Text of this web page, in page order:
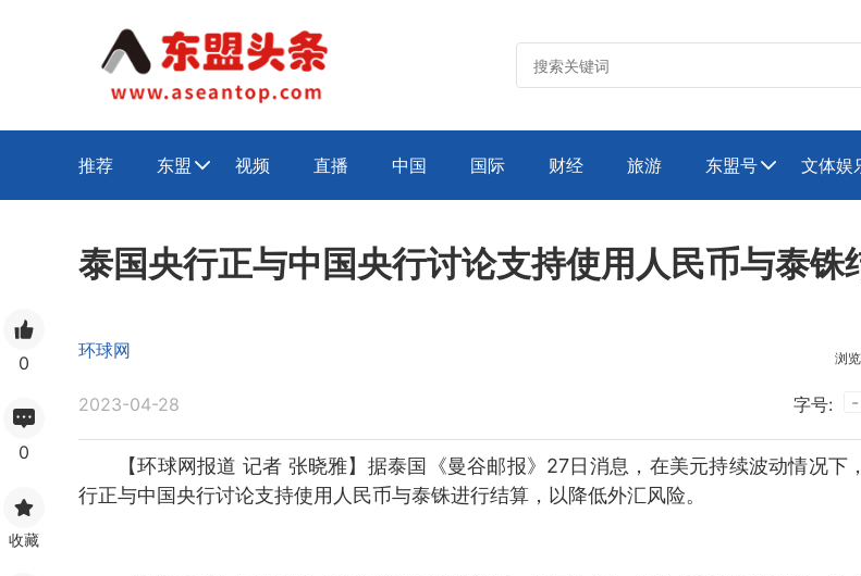
推荐 东盟  视频 直播 中国 国际 财经 旅游 东盟号 文体娱
0
0
收藏
泰国央行正与中国央行讨论支持使用人民币与泰铢
环球网 浏
2023-04-28 字号: -
【环球网报道 记者 张晓雅】据泰国《曼谷邮报》27日消息，在美元持续波动情况下
行正与中国央行讨论支持使用人民币与泰铢进行结算，以降低外汇风险。